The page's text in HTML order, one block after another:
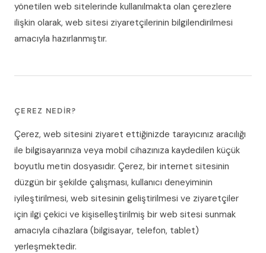
yönetilen web sitelerinde kullanılmakta olan çerezlere
ilişkin olarak, web sitesi ziyaretçilerinin bilgilendirilmesi
amacıyla hazırlanmıştır.
ÇEREZ NEDIR?
Çerez, web sitesini ziyaret ettiğinizde tarayıcınız aracılığı
ile bilgisayarınıza veya mobil cihazınıza kaydedilen küçük
boyutlu metin dosyasıdır. Çerez, bir internet sitesinin
düzgün bir şekilde çalışması, kullanıcı deneyiminin
iyileştirilmesi, web sitesinin geliştirilmesi ve ziyaretçiler
için ilgi çekici ve kişiselleştirilmiş bir web sitesi sunmak
amacıyla cihazlara (bilgisayar, telefon, tablet)
yerleşmektedir.